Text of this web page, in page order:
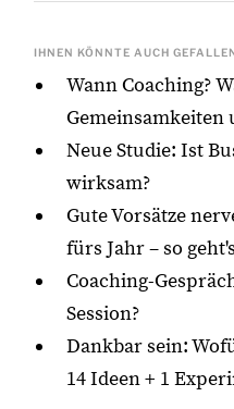
IHNEN KÖNNTE AUCH
Wann Coaching?
Gemeinsamkeiten
Neue Studie: Ist
wirksam?
Gute Vorsätze
fürs Jahr – so
Coaching-
Session?
Dankbar sein:
14 Ideen + 1